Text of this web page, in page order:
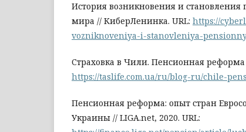
История возникновения и
мира // КиберЛенинка. URL: https://
vozniknoveniya-i-stanovleniya-
Страховка в Чили. Пенсионная реформа
https://taslife.com.ua/ru/blog-ru/chile-
Пенсионная реформа: опыт стран
Украины // LIGA.net, 2020. URL: